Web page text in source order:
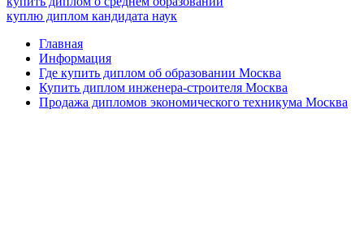
куплю диплом кандидата наук
Главная
Информация
Где купить диплом об образовании Москва
Купить диплом инженера-строителя Москва
Продажа дипломов экономического техникума Москва